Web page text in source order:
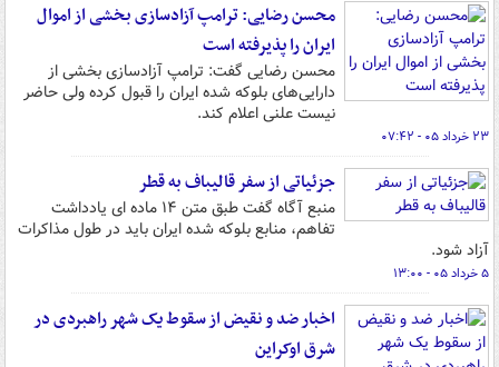
محسن رضایی: ترامپ آزادسازی بخشی از اموال
ایران را پذیرفته است
محسن رضایی گفت: ترامپ آزادسازی بخشی از
دارایی‌های بلوکه شده ایران را قبول کرده ولی حاضر
نیست علنی اعلام کند.
۲۳ خرداد ۰۵ - ۰۷:۴۲
جزئیاتی از سفر قالیباف به قطر
منبع آگاه گفت طبق متن ۱۴ ماده ای یادداشت
تفاهم، منابع بلوکه شده ایران باید در طول ‌مذاکرات
آزاد شود.
۵ خرداد ۰۵ - ۱۳:۰۰
اخبار ضد و نقیض از سقوط یک شهر راهبردی در
شرق اوکراین